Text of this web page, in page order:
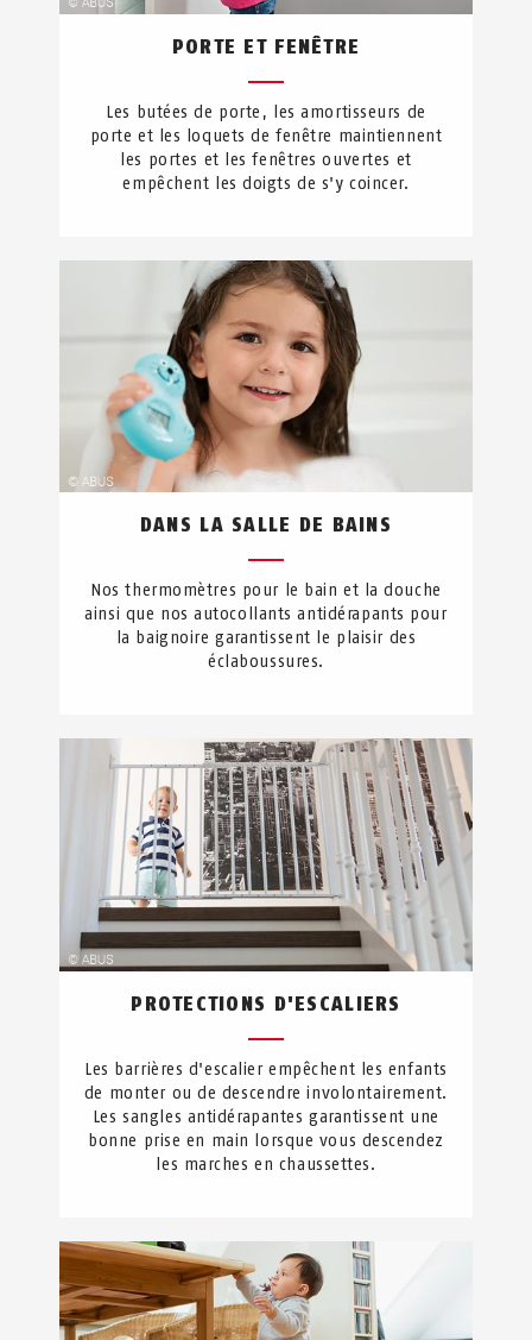
PORTE ET FENÊTRE
Les butées de porte, les amortisseurs de
porte et les loquets de fenêtre maintiennent
les portes et les fenêtres ouvertes et
empêchent les doigts de s'y coincer.
DANS LA SALLE DE BAINS
Nos thermomètres pour le bain et la douche
ainsi que nos autocollants antidérapants pour
la baignoire garantissent le plaisir des
éclaboussures.
PROTECTIONS D'ESCALIERS
Les barrières d'escalier empêchent les enfants
de monter ou de descendre involontairement.
Les sangles antidérapantes garantissent une
bonne prise en main lorsque vous descendez
les marches en chaussettes.